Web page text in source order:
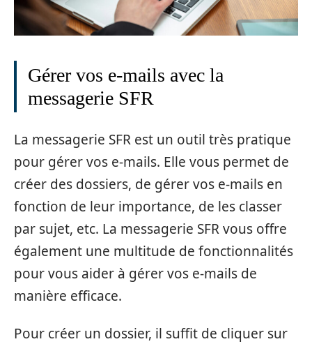
Gérer vos e-mails avec la
messagerie SFR
La messagerie SFR est un outil très pratique
pour gérer vos e-mails. Elle vous permet de
créer des dossiers, de gérer vos e-mails en
fonction de leur importance, de les classer
par sujet, etc. La messagerie SFR vous offre
également une multitude de fonctionnalités
pour vous aider à gérer vos e-mails de
manière efficace.
Pour créer un dossier, il suffit de cliquer sur